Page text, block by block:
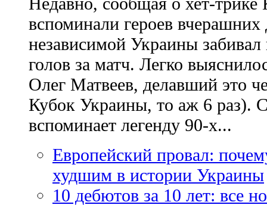
вспоминали героев
независимой Украины
голов за матч. Легко
Олег Матвеев, делавший это
Кубок Украины, то аж 6 раз).
вспоминает легенду 90-х...
Европейский провал:
худшим в истории Украины
10 дебютов за 10 лет: все